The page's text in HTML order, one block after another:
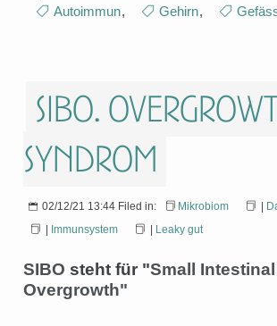
Autoimmun, Gehirn,
SIBO.
Syndrom
02/12/21 13:44 Filed in: Mikrobiom |
| Immunsystem | Leaky gut
SIBO steht für "Small
Overgrowth"